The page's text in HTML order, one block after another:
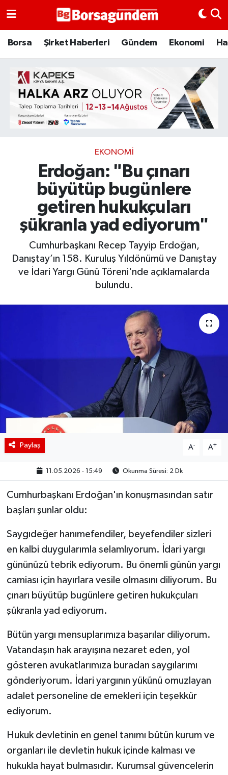
Borsa Şirket Haberleri Gündem Ekonomi
EKONOMI
Erdoğan: "Bu çınarı
büyütüp bugünlere
getiren hukukçuları
şükranla yad ediyorum"
Cumhurbaşkanı Recep Tayyip Erdoğan,
Danıştay’ın 158. Kuruluş Yıldönümü ve Danıştay
ve İdari Yargı Günü Töreni'nde açıklamalarda
bulundu.
Paylaş A- A+
11.05.2026 - 15:49 Okunma Süresi: 2 Dk
Cumhurbaşkanı Erdoğan'ın konuşmasından satır
başları şunlar oldu:
Saygıdeğer hanımefendiler, beyefendiler sizleri
en kalbi duygularımla selamlıyorum. İdari yargı
gününüzü tebrik ediyorum. Bu önemli günün yargı
camiası için hayırlara vesile olmasını diliyorum. Bu
çınarı büyütüp bugünlere getiren hukukçuları
şükranla yad ediyorum.
Bütün yargı mensuplarımıza başarılar diliyorum.
Vatandaşın hak arayışına nezaret eden, yol
gösteren avukatlarımıza buradan saygılarımı
gönderiyorum. İdari yargının yükünü omuzlayan
adalet personeline de emekleri için teşekkür
ediyorum.
Hukuk devletinin en genel tanımı bütün kurum ve
organları ile devletin hukuk içinde kalması ve
hukukla hayat bulmasıdır. Kurumsal güvencelerin
Borsa
Emtia
Galeri
Şirket Haberleri
Borsa Gundem
BIST 100 Isı Haritası
Coin Isı Haritası
Hakkımızda